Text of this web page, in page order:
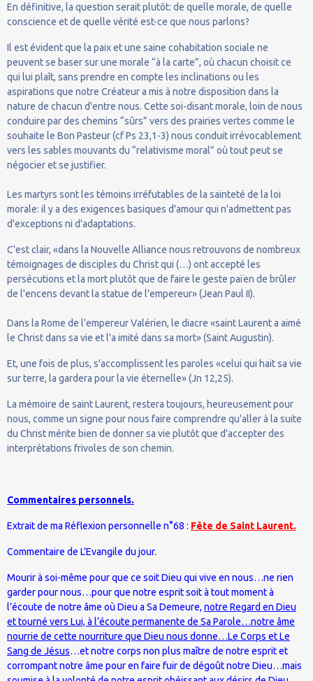
En définitive, la question serait plutôt: de quelle morale, de quelle
conscience et de quelle vérité est-ce que nous parlons?
Il est évident que la paix et une saine cohabitation sociale ne
peuvent se baser sur une morale “à la carte”, où chacun choisit ce
qui lui plaît, sans prendre en compte les inclinations ou les
aspirations que notre Créateur a mis à notre disposition dans la
nature de chacun d'entre nous. Cette soi-disant morale, loin de nous
conduire par des chemins “sûrs” vers des prairies vertes comme le
souhaite le Bon Pasteur (cf Ps 23,1-3) nous conduit irrévocablement
vers les sables mouvants du “relativisme moral” où tout peut se
négocier et se justifier.
Les martyrs sont les témoins irréfutables de la sainteté de la loi
morale: il y a des exigences basiques d'amour qui n'admettent pas
d'exceptions ni d'adaptations.
C'est clair, «dans la Nouvelle Alliance nous retrouvons de nombreux
témoignages de disciples du Christ qui (…) ont accepté les
persécutions et la mort plutôt que de faire le geste païen de brûler
de l'encens devant la statue de l'empereur» (Jean Paul II).
Dans la Rome de l'empereur Valérien, le diacre «saint Laurent a aimé
le Christ dans sa vie et l'a imité dans sa mort» (Saint Augustin).
Et, une fois de plus, s'accomplissent les paroles «celui qui hait sa vie
sur terre, la gardera pour la vie éternelle» (Jn 12,25).
La mémoire de saint Laurent, restera toujours, heureusement pour
nous, comme un signe pour nous faire comprendre qu'aller à la suite
du Christ mérite bien de donner sa vie plutôt que d'accepter des
interprétations frivoles de son chemin.
Commentaires personnels.
Extrait de ma Réflexion personnelle n°68 : Fête de Saint Laurent.
Commentaire de L’Evangile du jour.
Mourir à soi-même pour que ce soit Dieu qui vive en nous…ne rien
garder pour nous…pour que notre esprit soit à tout moment à
l’écoute de notre âme où Dieu a Sa Demeure, notre Regard en Dieu
et tourné vers Lui, à l’écoute permanente de Sa Parole…notre âme
nourrie de cette nourriture que Dieu nous donne…Le Corps et Le
Sang de Jésus…et notre corps non plus maître de notre esprit et
corrompant notre âme pour en faire fuir de dégoût notre Dieu…mais